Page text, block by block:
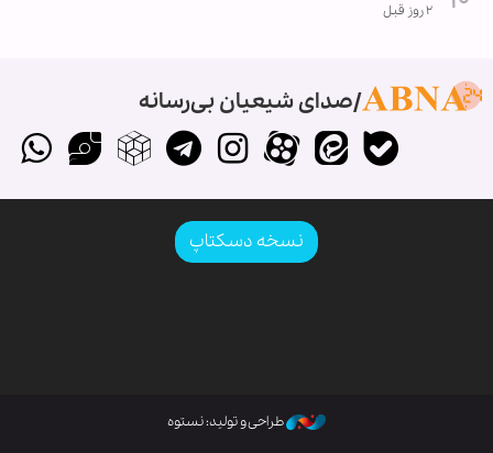
۲ روز قبل
صدای شیعیان بی‌رسانه
نسخه دسکتاپ
طراحی و تولید: نستوه